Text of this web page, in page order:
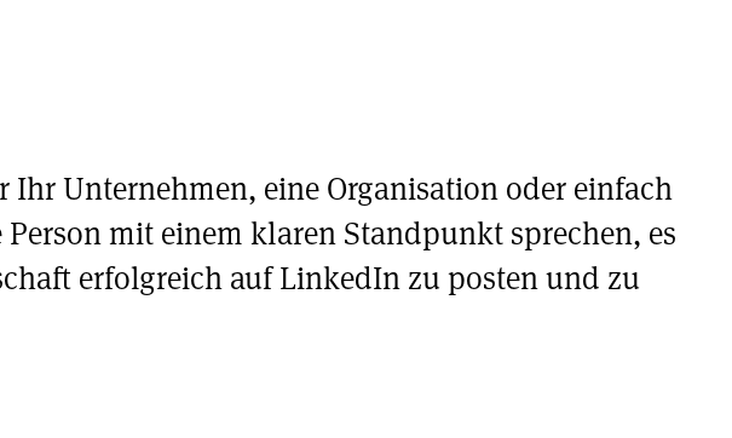
Ihr Unternehmen, eine Organisation oder einfach
mit einem klaren Standpunkt sprechen, es
erfolgreich auf LinkedIn zu posten und zu